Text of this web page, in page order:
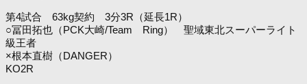
第4試合 63kg契約 3分3R（延長1R）
○冨田拓也（PCK大崎/Team Ring） 聖域東北スーパーライト
級王者
×根本直樹（DANGER）
KO2R